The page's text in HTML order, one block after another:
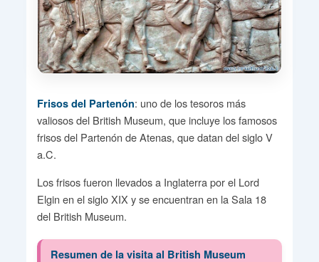
Frisos del Partenón: uno de los tesoros más
valiosos del British Museum, que incluye los famosos
frisos del Partenón de Atenas, que datan del siglo V
a.C.
Los frisos fueron llevados a Inglaterra por el Lord
Elgin en el siglo XIX y se encuentran en la Sala 18
del British Museum.
Resumen de la visita al British Museum